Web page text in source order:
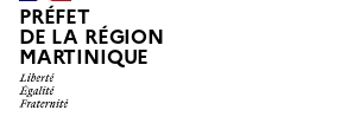
PRÉFET
DE LA RÉGION
MARTINIQUE